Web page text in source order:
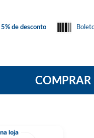
5% de desconto
COMPRAR